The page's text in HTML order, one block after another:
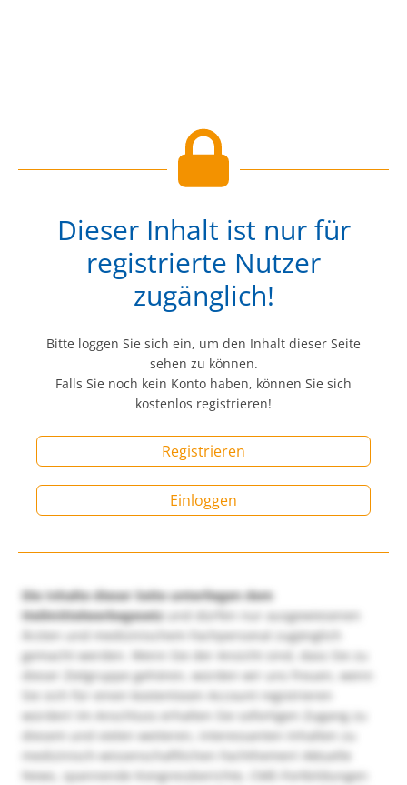
Dieser Inhalt ist nur für
registrierte Nutzer
zugänglich!
Bitte loggen Sie sich ein, um den Inhalt dieser Seite
sehen zu können.
Falls Sie noch kein Konto haben, können Sie sich
kostenlos registrieren!
Registrieren
Einloggen
Die Inhalte dieser Seite unterliegen dem
Heilmittelwerbegesetzund dürfen nur ausgewiesenen
Ärzten und medizinischem Fachpersonal zugänglich
gemacht werden. Wenn Sie der Ansicht sind, dass Sie zu
dieser Zielgruppe gehören, würden wir uns freuen, wenn
Sie sich für einen kostenlosen Account registrieren
würden! Im Anschluss erhalten Sie sofortigen Zugang zu
diesem und vielen weiteren, interessanten Inhalten zu
medizinisch-wissenschaftlichen Fachthemen! Aktuelle
News, spannende Kongressberichte, CME-Fortbildungen